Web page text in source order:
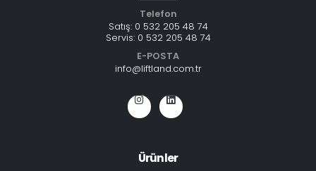
Telefon
Satış: 0 532 205 48 74
Servis: 0 532 205 48 74
E-POSTA
info@liftland.com.tr
Ürünler